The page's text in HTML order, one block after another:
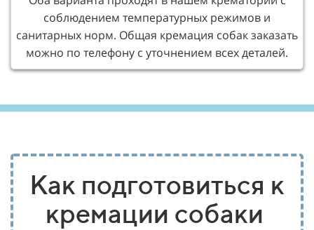
соблюдением температурных режимов и
санитарных норм. Общая кремация собак заказать
можно по телефону с уточнением всех деталей.
Как подготовиться к
кремации собаки